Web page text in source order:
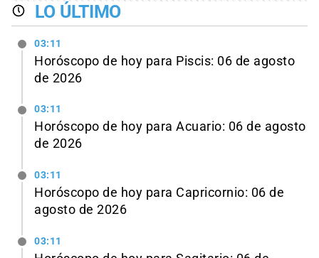
LO ÚLTIMO
03:11
Horóscopo de hoy para Piscis: 06 de agosto
de 2026
03:11
Horóscopo de hoy para Acuario: 06 de agosto
de 2026
03:11
Horóscopo de hoy para Capricornio: 06 de
agosto de 2026
03:11